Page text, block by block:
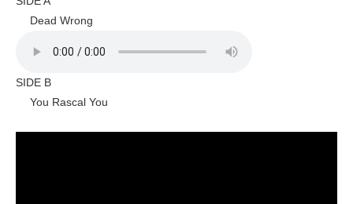
Dead Wrong
SIDE B
You Rascal You